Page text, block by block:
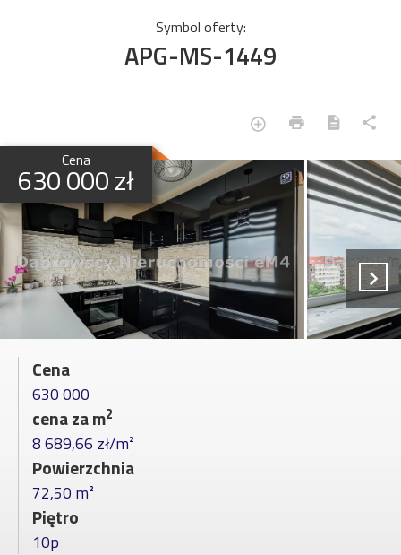
Symbol oferty:
APG-MS-1449
Cena
630 000 zł
Cena
630 000
cena za m2
8 689,66 zł/m²
Powierzchnia
72,50 m²
Piętro
10p